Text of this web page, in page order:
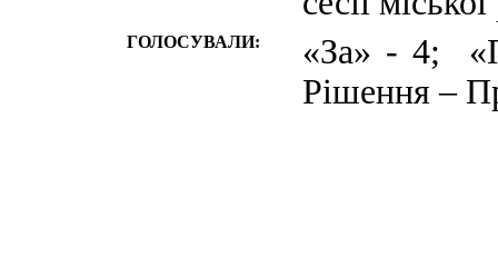
ГОЛОСУВАЛИ:
«За» - 4;
Рішення –